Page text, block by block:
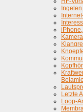
Belamie
Letzte
Loop-